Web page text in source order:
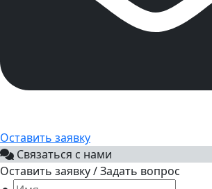
Оставить заявку
Связаться с нами
Оставить заявку / Задать вопрос